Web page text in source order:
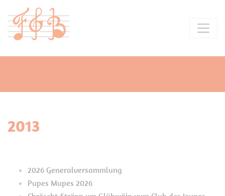
2013
2026 Generalversammlung
Pupes Mupes 2026